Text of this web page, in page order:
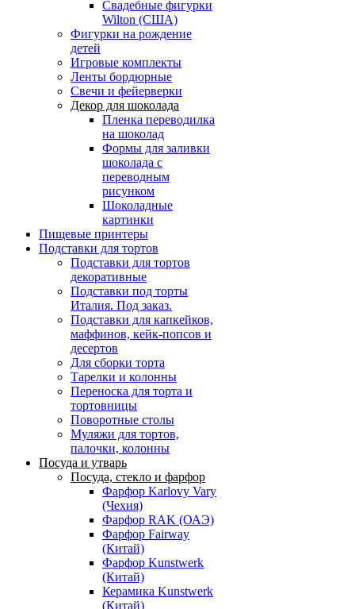
Свадебные фигурки
Wilton (США)
Фигурки на рождение
детей
Игровые комплекты
Ленты бордюрные
Свечи и фейерверки
Декор для шоколада
Пленка переводилка
на шоколад
Формы для заливки
шоколада с
переводным
рисунком
Шоколадные
картинки
Пищевые принтеры
Подставки для тортов
Подставки для тортов
декоративные
Подставки под торты
Италия. Под заказ.
Подставки для капкейков,
маффинов, кейк-попсов и
десертов
Для сборки торта
Тарелки и колонны
Переноска для торта и
тортовницы
Поворотные столы
Муляжи для тортов,
палочки, колонны
Посуда и утварь
Посуда, стекло и фарфор
Фарфор Karlovy Vary
(Чехия)
Фарфор RAK (ОАЭ)
Фарфор Fairway
(Китай)
Фарфор Kunstwerk
(Китай)
Керамика Kunstwerk
(Китай)